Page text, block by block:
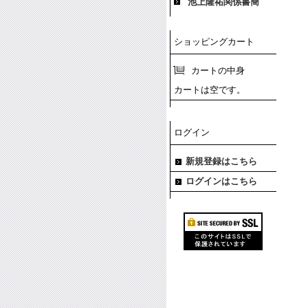
ショッピングカート
カートの中身
カートは空です。
ログイン
新規登録はこちら
ログインはこちら